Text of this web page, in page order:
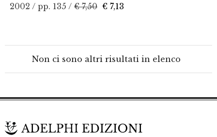
2002 / pp. 135 / € 7,50 € 7,13
Non ci sono altri risultati in elenco